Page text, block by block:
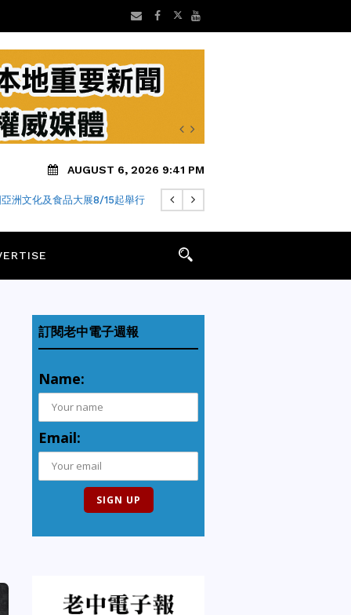
AUGUST 6, 2026 9:41 PM
洲文化及食品大展8/15起舉行
訂閱老中電子週報
Name:
Email: